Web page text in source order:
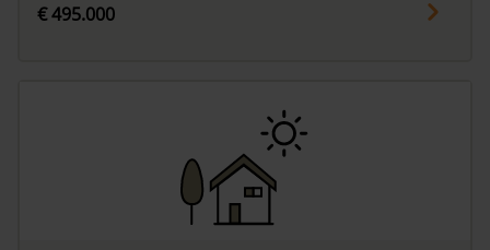
€ 495.000